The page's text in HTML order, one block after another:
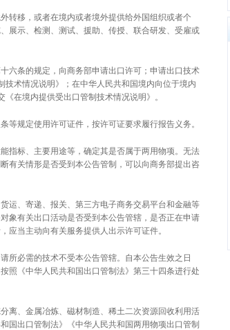
转移，或者在境内或者境外提供给外国组织或者个
展示、检测、测试、援助、传授、联合研发、受雇或
六条的规定，向商务部申请出口许可；申请出口技术
术情况说明》；在中华人民共和国境内向位于境内
在境内提供受出口管制技术情况说明》。
等规定使用许可证件，按许可证要求履行报告义务。
指标、主要用途等，确定其是否属于两用物项。无法
有关情形是否受到本公告管制，可以向商务部提出咨
运、寄递、报关、第三方电子商务交易平台和金融等
象有关出口活动是否受到本公告管辖，是否正在申请
应当主动向有关服务提供人出示许可证件。
所必需的技术不受本公告管辖。自本公告生效之日
照《中华人民共和国出口管制法》第三十四条进行处
离、金属冶炼、磁材制造、稀土二次资源回收利用活
国出口管制法》《中华人民共和国两用物项出口管制